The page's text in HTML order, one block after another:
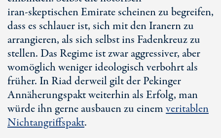
iran-skeptischen Emirate scheinen zu begreifen,
dass es schlauer ist, sich mit den Iranern zu
arrangieren, als sich selbst ins Fadenkreuz zu
stellen. Das Regime ist zwar aggressiver, aber
womöglich weniger ideologisch verbohrt als
früher. In Riad derweil gilt der Pekinger
Annäherungspakt weiterhin als Erfolg, man
würde ihn gerne ausbauen zu einemveritablen
Nichtangriffspakt.